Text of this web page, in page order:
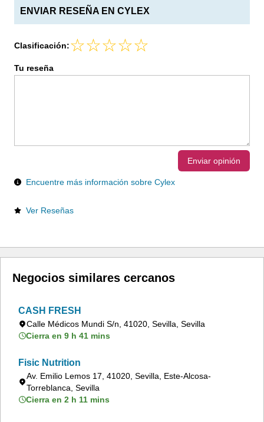
ENVIAR RESEÑA EN CYLEX
Clasificación:
Tu reseña
Enviar opinión
Encuentre más información sobre Cylex
Ver Reseñas
Negocios similares cercanos
CASH FRESH
Calle Médicos Mundi S/n, 41020, Sevilla, Sevilla
Cierra en 9 h 41 mins
Fisic Nutrition
Av. Emilio Lemos 17, 41020, Sevilla, Este-Alcosa-
Torreblanca, Sevilla
Cierra en 2 h 11 mins